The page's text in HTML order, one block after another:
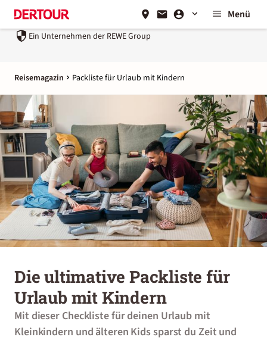
Menü
Ein Unternehmen der REWE Group
Reisemagazin Packliste für Urlaub mit Kindern
Die ultimative Packliste für
Urlaub mit Kindern
Mit dieser Checkliste für deinen Urlaub mit
Kleinkindern und älteren Kids sparst du Zeit und